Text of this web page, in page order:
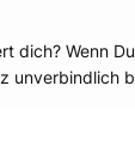
dich? Wenn
unverbindlich